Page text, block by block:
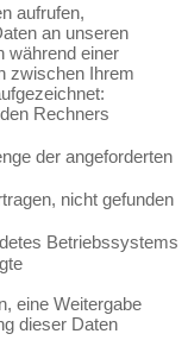
aufrufen,
an unseren
während einer
zwischen Ihrem
Rechners
der angeforderten
nicht gefunden
Betriebssystems
eine Weitergabe
dieser Daten